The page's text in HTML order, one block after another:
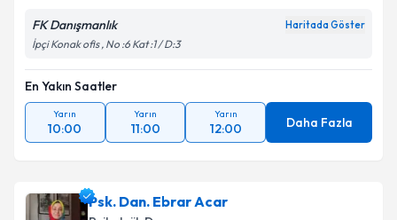
FK Danışmanlık Haritada Göster
İpçi Konak ofis , No :6 Kat :1 / D:3
En Yakın Saatler
Yarın
10:00
Yarın
11:00
Yarın
12:00 Daha Fazla
Psk. Dan. Ebrar Acar